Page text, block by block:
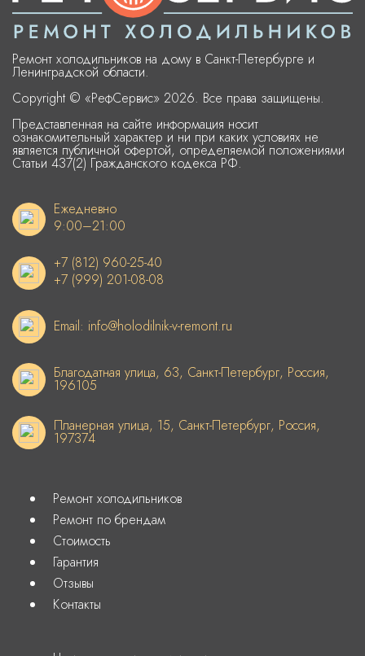
Ремонт холодильников на дому в Санкт-Петербурге и
Ленинградской области.
Copyright © «РефСервис» 2026. Все права защищены.
Представленная на сайте информация носит
ознакомительный характер и ни при каких условиях не
является публичной офертой, определяемой положениями
Статьи 437(2) Гражданского кодекса РФ.
Ежедневно
9:00–21:00
+7 (812) 960-25-40
+7 (999) 201-08-08
Email: info@holodilnik-v-remont.ru
Благодатная улица, 63, Санкт-Петербург, Россия,
196105
Планерная улица, 15, Санкт-Петербург, Россия,
197374
Ремонт холодильников
Ремонт по брендам
Стоимость
Гарантия
Отзывы
Контакты